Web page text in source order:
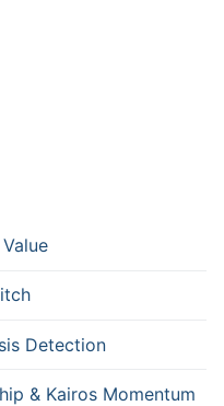
Detection
& Kairos Momentum